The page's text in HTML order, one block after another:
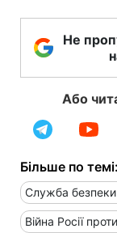
Не
Або
Більше по темі:
Служба безпеки
Війна Росії